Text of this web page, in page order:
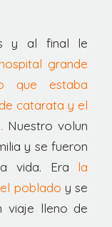
y al final le
grande
que estaba
catarata y el
Nuestro volun
y se fueron
vida. Era la
poblado y se
viaje lleno de